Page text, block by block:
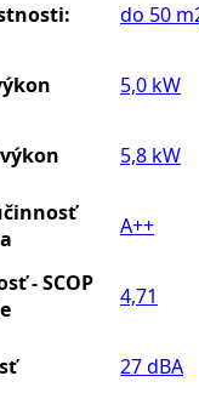
do 50
5,0 kW
5,8 kW
A++
- SCOP
4,71
27 dBA